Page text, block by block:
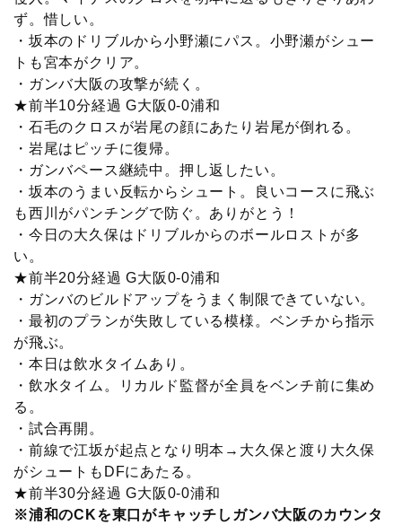
ず。惜しい。
・坂本のドリブルから小野瀬にパス。小野瀬がシュー
トも宮本がクリア。
・ガンバ大阪の攻撃が続く。
★前半10分経過 G大阪0-0浦和
・石毛のクロスが岩尾の顔にあたり岩尾が倒れる。
・岩尾はピッチに復帰。
・ガンバペース継続中。押し返したい。
・坂本のうまい反転からシュート。良いコースに飛ぶ
も西川がパンチングで防ぐ。ありがとう！
・今日の大久保はドリブルからのボールロストが多
い。
★前半20分経過 G大阪0-0浦和
・ガンバのビルドアップをうまく制限できていない。
・最初のプランが失敗している模様。ベンチから指示
が飛ぶ。
・本日は飲水タイムあり。
・飲水タイム。リカルド監督が全員をベンチ前に集め
る。
・試合再開。
・前線で江坂が起点となり明本→大久保と渡り大久保
がシュートもDFにあたる。
★前半30分経過 G大阪0-0浦和
※浦和のCKを東口がキャッチしガンバ大阪のカウンタ